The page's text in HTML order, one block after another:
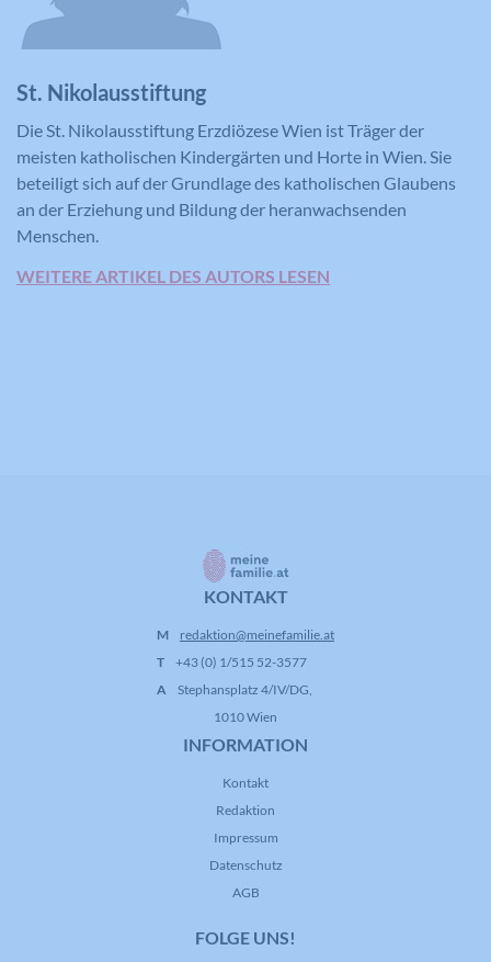
St. Nikolausstiftung
Die St. Nikolausstiftung Erzdiözese Wien ist Träger der
meisten katholischen Kindergärten und Horte in Wien. Sie
beteiligt sich auf der Grundlage des katholischen Glaubens
an der Erziehung und Bildung der heranwachsenden
Menschen.
WEITERE ARTIKEL DES AUTORS LESEN
KONTAKT
M
redaktion@meinefamilie.at
T
+43 (0) 1/515 52-3577
A
Stephansplatz 4/IV/DG,
1010 Wien
INFORMATION
Kontakt
Redaktion
Impressum
Datenschutz
AGB
FOLGE UNS!